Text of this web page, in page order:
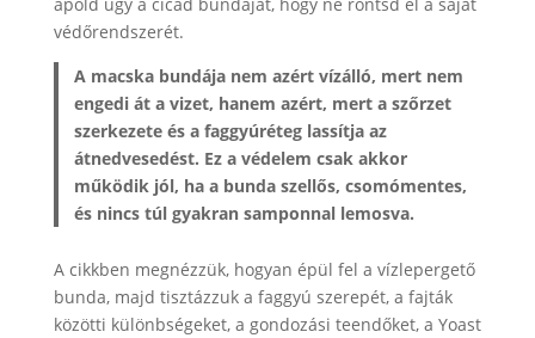
védőrendszerét.
A macska bundája nem azért vízálló, mert nem
engedi át a vizet, hanem azért, mert a szőrzet
szerkezete és a faggyúréteg lassítja az
átnedvesedést. Ez a védelem csak akkor
működik jól, ha a bunda szellős, csomómentes,
és nincs túl gyakran samponnal lemosva.
A cikkben megnézzük, hogyan épül fel a vízlepergető
bunda, majd tisztázzuk a faggyú szerepét, a fajták
közötti különbségeket, a gondozási teendőket, a Yoast